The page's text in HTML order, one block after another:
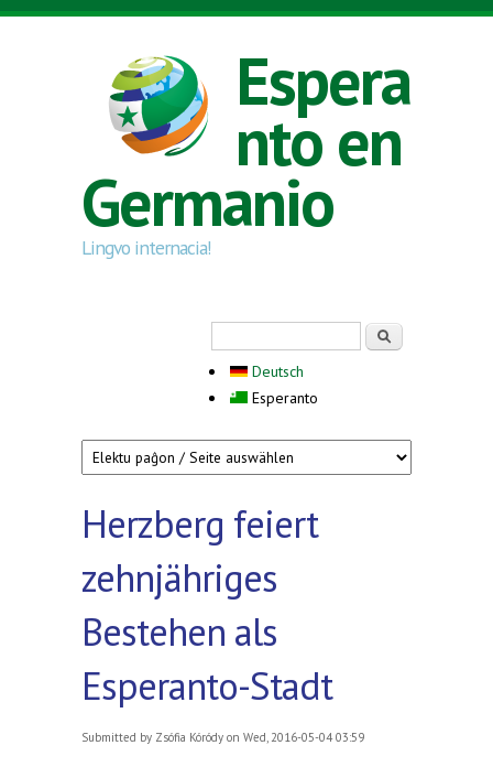
Skip to main content
Espera
nto en
Germanio
Lingvo internacia!
Deutsch
Esperanto
Herzberg feiert
zehnjähriges
Bestehen als
Esperanto-Stadt
Submitted by Zsófia Kóródy on Wed, 2016-05-04 03:59